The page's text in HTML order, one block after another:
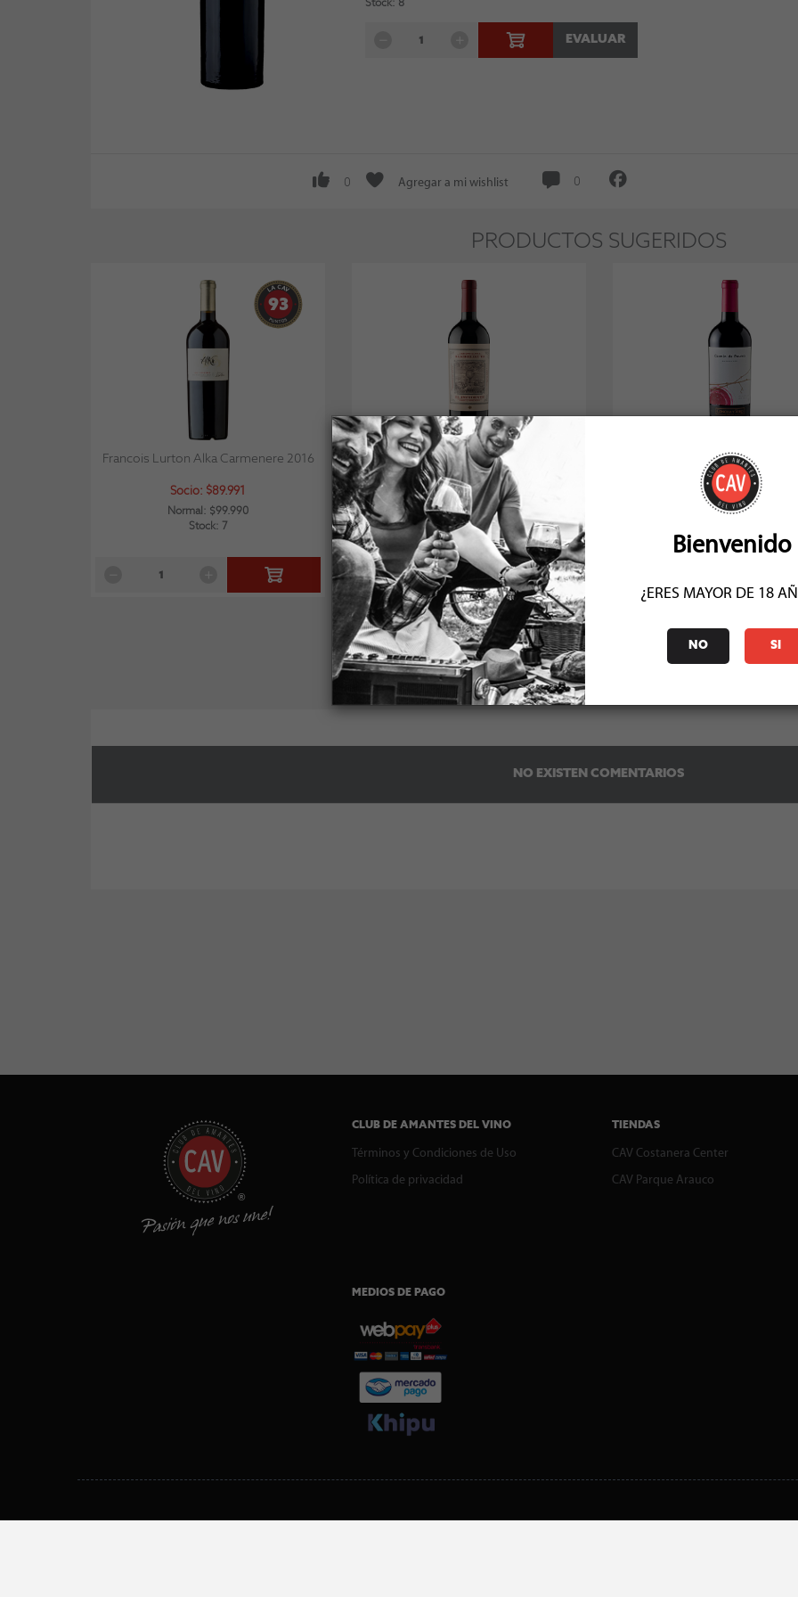
Stock: 8
EVALUAR
0 Agregar a mi wishlist 0
PRODUCTOS SUGERIDOS
93
Francois Lurton Alka Carmenere 2016
Socio: $89.991
Normal: $99.990
Stock: 7
Viu Manent El Incidente 2022
Socio: $57.591
Normal: $63.990
Stock: 19
Concha y Toro Carmin De
Carmenere 2022
Socio: $107.991
Normal: $119.990
COMENTARIOS (0)
NO EXISTEN COMENTARIOS
Bienvenido
¿ERES MAYOR DE 18
NO SI
CLUB DE AMANTES DEL VINO
Términos y Condiciones de Uso
Política de privacidad
TIENDAS
CAV Costanera Center
CAV Parque Arauco
MEDIOS DE PAGO